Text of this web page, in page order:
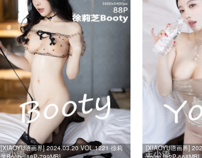
[XIAOYU语画界] 2024.03.20 VOL.1221 徐莉
[XIAOYU语画界]